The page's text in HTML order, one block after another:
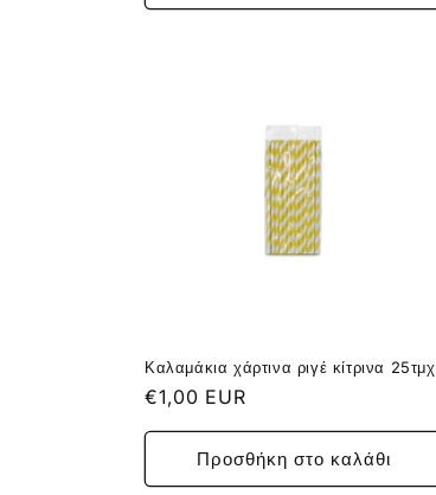
Καλαμάκια χάρτινα ριγέ κίτρινα 25τμχ
Κανονική
τιμή
€1,00 EUR
Προσθήκη στο καλάθι